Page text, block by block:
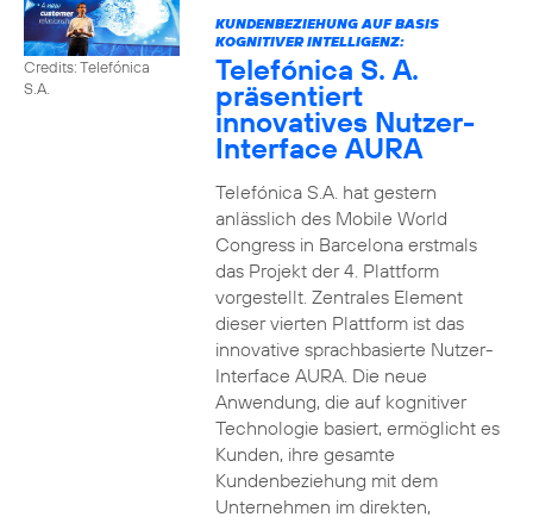
Credits: Telefónica
S.A.
KUNDENBEZIEHUNG AUF BASIS
KOGNITIVER INTELLIGENZ:
Telefónica S. A.
präsentiert
innovatives Nutzer-
Interface AURA
Telefónica S.A. hat gestern
anlässlich des Mobile World
Congress in Barcelona erstmals
das Projekt der 4. Plattform
vorgestellt. Zentrales Element
dieser vierten Plattform ist das
innovative sprachbasierte Nutzer-
Interface AURA. Die neue
Anwendung, die auf kognitiver
Technologie basiert, ermöglicht es
Kunden, ihre gesamte
Kundenbeziehung mit dem
Unternehmen im direkten,